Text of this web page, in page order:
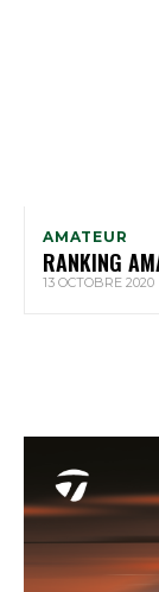
AMATEUR
RANKING
13 OCTOBRE 2020